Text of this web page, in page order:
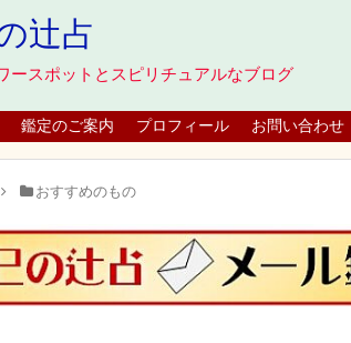
辻占
ースポットとスピリチュアルなブログ
鑑定のご案内 プロフィール お問い合わせ
おすすめのもの